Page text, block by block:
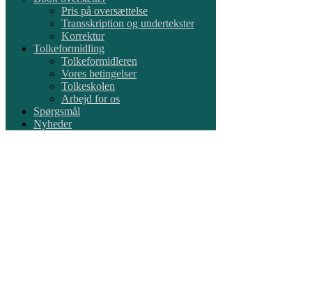
Pris på oversættelse
Transskription og undertekster
Korrektur
Tolkeformidling
Tolkeformidleren
Vores betingelser
Tolkeskolen
Arbejd for os
Spørgsmål
Nyheder